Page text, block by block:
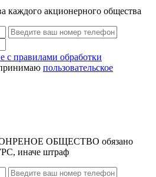
каждого акционерного общества
с правилами обработки
пользовательское
ОБЩЕСТВО обязано
иначе штраф